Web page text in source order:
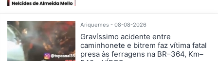
Ariquemes - 08-08-2026
Gravíssimo acidente entre
caminhonete e bitrem faz vítima fatal
presa às ferragens na BR–364, Km–